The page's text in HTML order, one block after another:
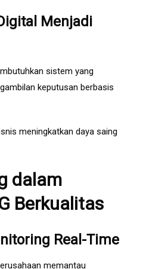
Menjadi
sistem yang
keputusan berbasis
meningkatkan daya saing
dalam
Berkualitas
Real-Time
memantau